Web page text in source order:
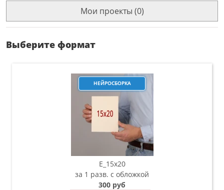
Мои проекты (0)
Выберите формат
НЕЙРОСБОРКА
E_15х20
за 1 разв. с обложкой
300 руб